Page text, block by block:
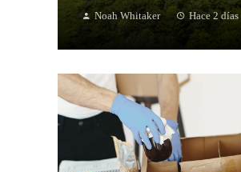
Noah Whitaker Hace 2 días